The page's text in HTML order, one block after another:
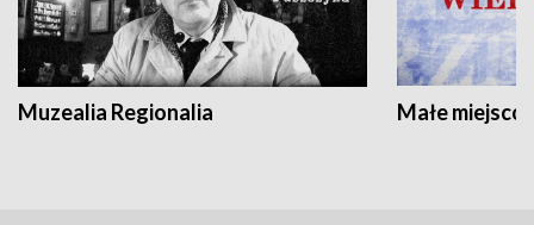
Muzealia Regionalia Małe